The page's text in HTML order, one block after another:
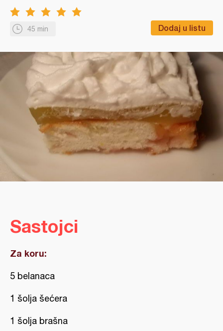
45 min Dodaj u listu
Sastojci
Za koru:
5 belanaca
1 šolja šećera
1 šolja brašna